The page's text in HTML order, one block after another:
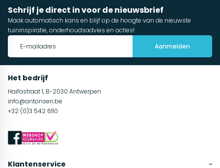
Schrijf je direct in voor de nieuwsbrief
Maak automatisch kans en blijf op de hoogte van de nieuwste
tuininspiratie, onderhoudsadvies en acties!
Aanmelden
Het bedrijf
Haifastraat 1, B-2030 Antwerpen
info@antonsen.be
+32 (0)3 542 6110
Klantenservice